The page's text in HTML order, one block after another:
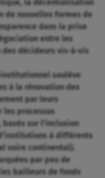
la décentralisation
de nouvelles formes de
dans la prise
entre les
décideurs vis-à-vis
soulève
à la rénovation des
par leurs
les processus
sur l’inclusion
à différents
voire continental).
par peu de
bailleurs de fonds